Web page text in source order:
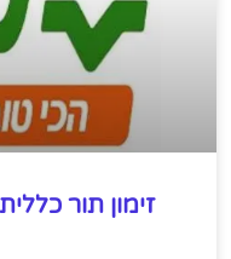
זימון תור